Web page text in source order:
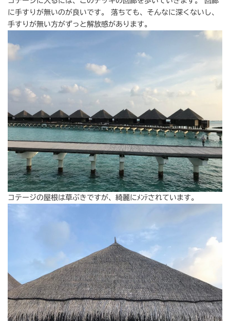
に手すりが無いのが良いです。 落ちても、そんなに深くないし、
手すりが無い方がずっと解放感があります。
コテージの屋根は草ぶきですが、綺麗にﾒﾝﾃされています。